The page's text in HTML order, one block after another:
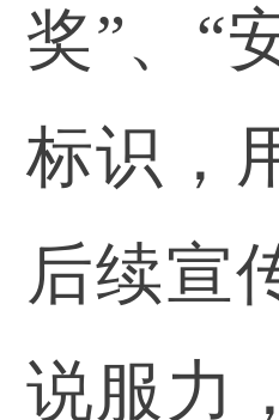
奖”、“
标识，
后续宣
说服力